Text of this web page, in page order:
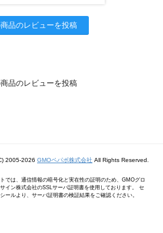
品のレビューを投稿
品のレビューを投稿
2005-2026 GMOペパボ株式会社 All Rights Reserved.
では、通信情報の暗号化と実在性の証明のため、GMOグロ
イン株式会社のSSLサーバ証明書を使用しております。 セ
ールより、サーバ証明書の検証結果をご確認ください。